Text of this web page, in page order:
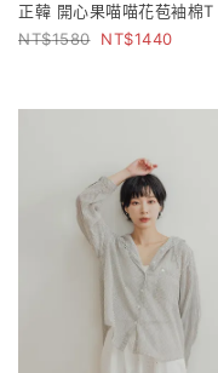
正韓 開心果喵喵花苞袖棉T
1580
1440